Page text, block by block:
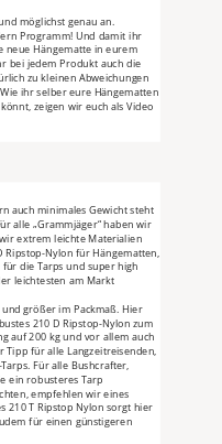
möglichst genau an.
Programm! Und damit ihr
neue Hängematte in eurem
bei jedem Produkt auch die
zu kleinen Abweichungen
ihr selber eure Hängematten
zeigen wir euch als Video
auch minimales Gewicht steht
alle „Grammjäger“ haben wir
wir extrem leichte Materialien
Nylon für Hängematten,
die Tarps und super high
leichtesten am Markt
und größer im Packmaß. Hier
210 D Ripstop-Nylon zum
auf 200 kg und vor allem auch
Tipp für alle Langzeitreisenden,
Für alle Bushcrafter,
ein robusteres Tarp
empfehlen wir eines
210 T Ripstop Nylon sorgt hier
für einen günstigeren